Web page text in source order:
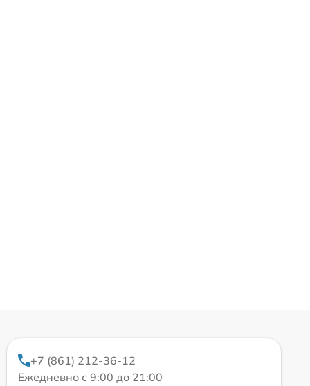
+7 (861) 212-36-12
Ежедневно с 9:00 до 21:00